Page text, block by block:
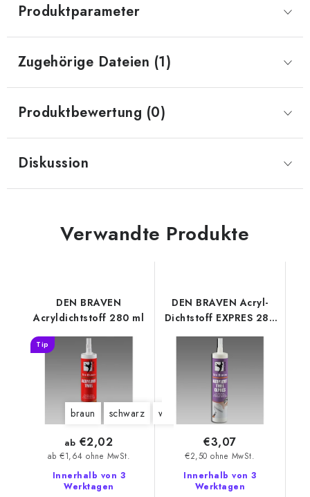
Produktparameter
Zugehörige Dateien (1)
Produktbewertung (0)
Diskussion
Verwandte Produkte
DEN BRAVEN
Acryldichtstoff 280 ml
Tip
braun schwarz weiß
Innerhalb von 3
Werktagen
ab €1,64 ohne MwSt.
ab €2,02
DEN BRAVEN Acryl-
Dichtstoff EXPRES 280
ml weiß
Innerhalb von 3
Werktagen
€2,50 ohne MwSt.
€3,07